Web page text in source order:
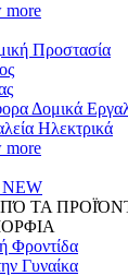
more
Προστασία
Δομικά
Ηλεκτρικά
more
NEW
ΤΑ
Φροντίδα
Γυναίκα